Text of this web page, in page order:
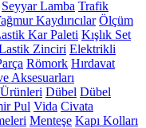
Seyyar Lamba Trafik
Kaydırıcılar Ölçüm
Kar Paleti Kışlık Set
Zinciri Elektrikli
Römork Hırdavat
Aksesuarları
Dübel Dübel
Pul Vida Civata
Menteşe Kapı Kolları